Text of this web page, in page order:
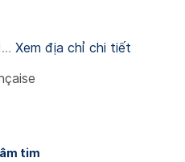
Xem địa chỉ chi tiết
tim